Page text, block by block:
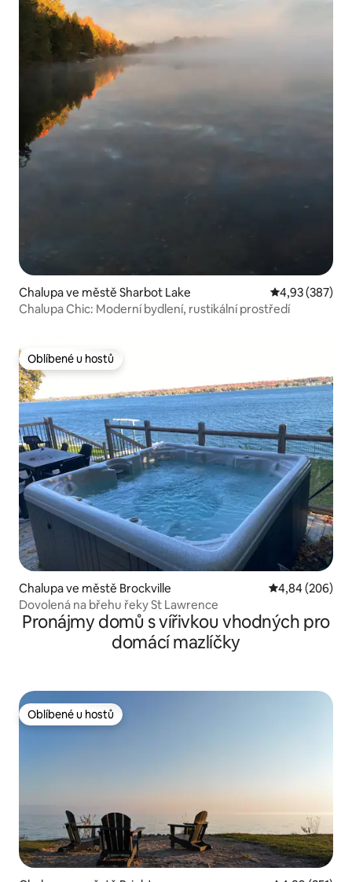
Chalupa ve městě Sharbot Lake Průměrné
4,93 (387)
Chalupa Chic: Moderní bydlení, rustikální prostředí
Oblíbené u hostů
Oblíbené u hostů
Chalupa ve městě Brockville Průměrné
4,84 (206)
Dovolená na břehu řeky St Lawrence
Pronájmy domů s vířivkou vhodných pro
domácí mazlíčky
Oblíbené u hostů
Oblíbené u hostů